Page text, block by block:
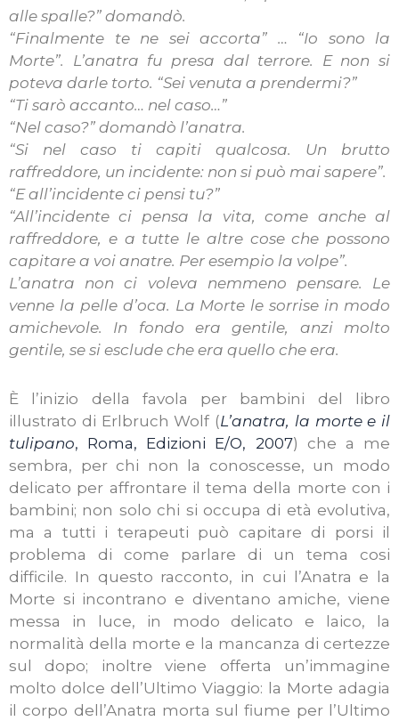
alle spalle?” domandò.
“Finalmente te ne sei accorta” … “Io sono la
Morte”. L’anatra fu presa dal terrore. E non si
poteva darle torto. “Sei venuta a prendermi?”
“Ti sarò accanto… nel caso…”
“Nel caso?” domandò l’anatra.
“Si nel caso ti capiti qualcosa. Un brutto
raffreddore, un incidente: non si può mai sapere”.
“E all’incidente ci pensi tu?”
“All’incidente ci pensa la vita, come anche al
raffreddore, e a tutte le altre cose che possono
capitare a voi anatre. Per esempio la volpe”.
L’anatra non ci voleva nemmeno pensare. Le
venne la pelle d’oca. La Morte le sorrise in modo
amichevole. In fondo era gentile, anzi molto
gentile, se si esclude che era quello che era.
È l’inizio della favola per bambini del libro
illustrato di Erlbruch Wolf (L’anatra, la morte e il
tulipano, Roma, Edizioni E/O, 2007) che a me
sembra, per chi non la conoscesse, un modo
delicato per affrontare il tema della morte con i
bambini; non solo chi si occupa di età evolutiva,
ma a tutti i terapeuti può capitare di porsi il
problema di come parlare di un tema cosi
difficile. In questo racconto, in cui l’Anatra e la
Morte si incontrano e diventano amiche, viene
messa in luce, in modo delicato e laico, la
normalità della morte e la mancanza di certezze
sul dopo; inoltre viene offerta un’immagine
molto dolce dell’Ultimo Viaggio: la Morte adagia
il corpo dell’Anatra morta sul fiume per l’Ultimo